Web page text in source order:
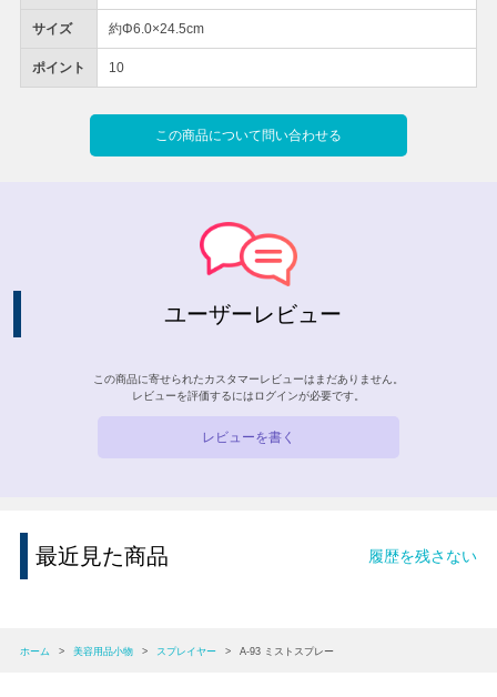
サイズ 約Φ6.0×24.5cm
ポイント 10
この商品について問い合わせる
ユーザーレビュー
この商品に寄せられたカスタマーレビューはまだありません。
レビューを評価するには ログインが必要です。
レビューを書く
最近見た商品 履歴を残さない
ホーム > 美容用品小物 > スプレイヤー > A-93 ミストスプレー